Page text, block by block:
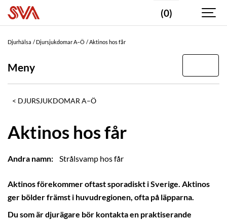
(0)
Djurhälsa Djursjukdomar A–Ö Aktinos hos får
Meny
DJURSJUKDOMAR A–Ö
Aktinos hos får
Andra namn: Strålsvamp hos får
Aktinos förekommer oftast sporadiskt i Sverige. Aktinos
ger bölder främst i huvudregionen, ofta på läpparna.
Du som är djurägare bör kontakta en praktiserande